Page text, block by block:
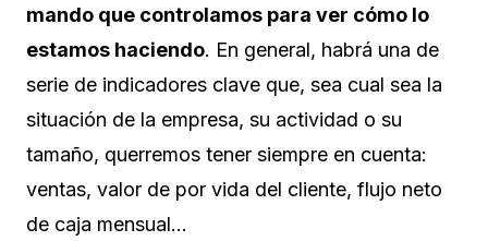
mando que controlamos para ver cómo lo
estamos haciendo. En general, habrá una de
serie de indicadores clave que, sea cual sea la
situación de la empresa, su actividad o su
tamaño, querremos tener siempre en cuenta:
ventas, valor de por vida del cliente, flujo neto
de caja mensual…